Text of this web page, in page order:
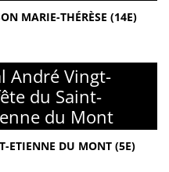
MARIE-THÉRÈSE (14E)
André Vingt-
du Saint-
du Mont
ETIENNE DU MONT (5E)